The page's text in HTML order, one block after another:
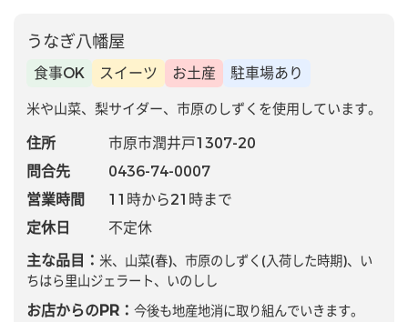
うなぎ八幡屋
食事OK スイーツ お土産 駐車場あり
米や山菜、梨サイダー、市原のしずくを使用しています。
住所
市原市潤井戸1307-20
問合先
0436-74-0007
営業時間
11時から21時まで
定休日
不定休
主な品目： 米、山菜(春)、市原のしずく(入荷した時期)、い
ちはら里山ジェラート、いのしし
お店からのPR： 今後も地産地消に取り組んでいきます。